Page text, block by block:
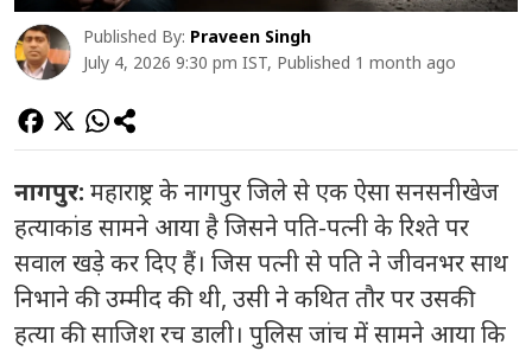
Published By: Praveen Singh
July 4, 2026 9:30 pm IST, Published 1 month ago
नागपुर: महाराष्ट्र के नागपुर जिले से एक ऐसा सनसनीखेज
हत्याकांड सामने आया है जिसने पति-पत्नी के रिश्ते पर
सवाल खड़े कर दिए हैं। जिस पत्नी से पति ने जीवनभर साथ
निभाने की उम्मीद की थी, उसी ने कथित तौर पर उसकी
हत्या की साजिश रच डाली। पुलिस जांच में सामने आया कि